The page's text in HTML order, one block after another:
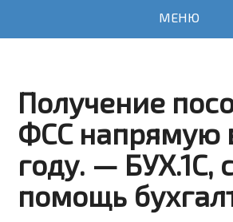
МЕНЮ
Получение
ФСС напрямую
году. — БУХ.1С,
помощь